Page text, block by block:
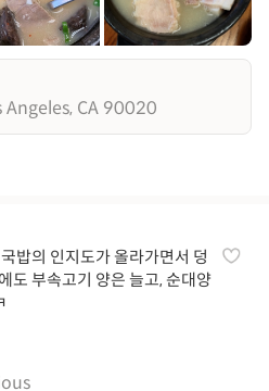
CA 90020
밥의 인지도가 올라가면서 덩
도 부속고기 양은 늘고, 순대양